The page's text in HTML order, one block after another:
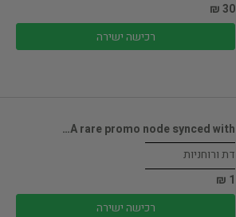
30 ₪
רכישה ישירה
A rare promo node synced with…
דת ורוחניות
1 ₪
רכישה ישירה